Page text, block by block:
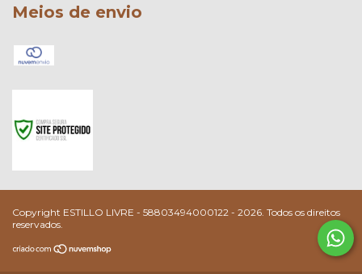
Meios de envio
Copyright ESTILLO LIVRE - 58803494000122 - 2026. Todos os direitos
reservados.